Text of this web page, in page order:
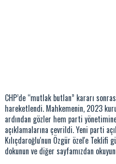
CHP’de “mutlak butlan” kararı
hareketlendi. Mahkemenin, 2023
ardından gözler hem parti
açıklamalarına çevrildi. Yeni parti
Kılıçdaroğlu'nun Özgür özel'e Teklifi
dokunun ve diğer sayfamızdan